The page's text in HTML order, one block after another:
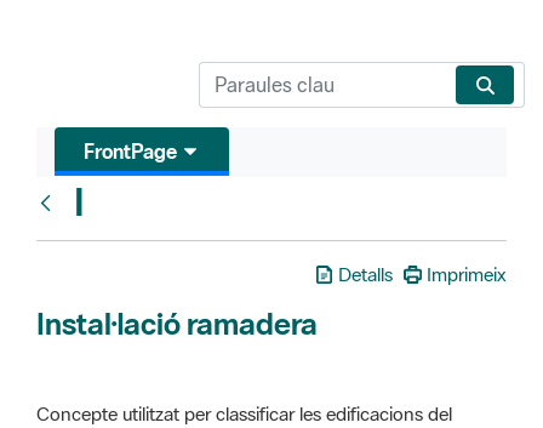
FrontPage
I
Detalls Imprimeix
Instal·lació ramadera
Concepte utilitzat per classificar les edificacions del